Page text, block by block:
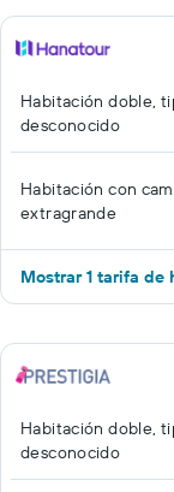
en las
aplique un recargo).
Habitación doble,
desconocido
Habitación con
extragrande
Mostrar 1 tarifa de
Habitación doble,
desconocido